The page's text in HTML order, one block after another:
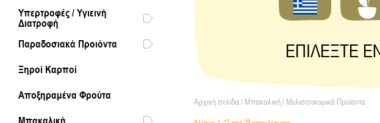
Υπερτροφές / Υγιεινή
Διατροφή
Παραδοσιακά Προιόντα
Ξηροί Καρποί
Αποξηραμένα Φρούτα
Μπακαλική
ΕΠΙΛΕΞΤΕ
Αρχική σελίδα/ Μπακαλική/ Μελισσοκομικά Προϊόντα